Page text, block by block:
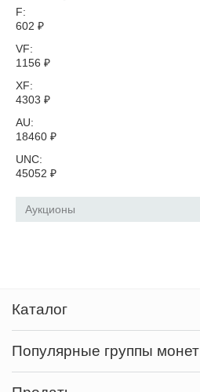
F:
602 ₽
VF:
1156 ₽
XF:
4303 ₽
AU:
18460 ₽
UNC:
45052 ₽
Аукционы
Каталог
Популярные группы монет